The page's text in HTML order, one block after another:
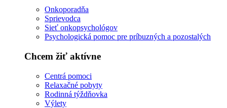
Onkoporadňa
Sprievodca
Sieť onkopsychológov
Psychologická pomoc pre príbuzných a pozostalých
Chcem žiť aktívne
Centrá pomoci
Relaxačné pobyty
Rodinná týždňovka
Výlety